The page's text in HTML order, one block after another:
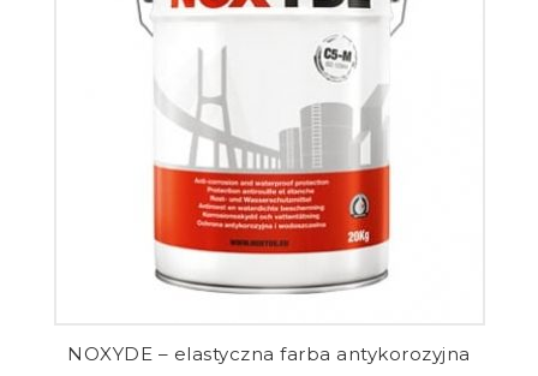
NOXYDE – elastyczna farba antykorozyjna